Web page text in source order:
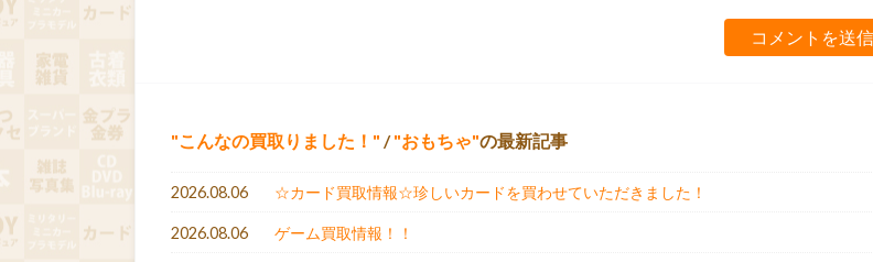
こんなの買取りました！ / おもちゃ の最新記事
2026.08.06 ☆カード買取情報☆珍しいカードを買わせていただきました！
2026.08.06 ゲーム買取情報！！